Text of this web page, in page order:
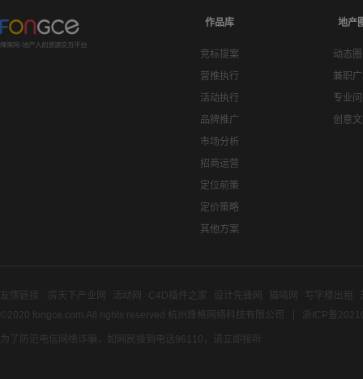
作品库
竞标提案
营推执行
活动执行
品牌推广
市场分析
招商运营
定位前策
定价策略
其他方案
地产
动态
兼职
专业
创意
友情链接: 房天下产业网 活动网 C4D插件之家 设计先锋网 猫啃网 写字楼出租
©2020 fongce.com.All rights reserved 杭州烽格网络科技有限公司
浙ICP备
为了防范电信网络诈骗，如网民接到电话96110，请立即接听